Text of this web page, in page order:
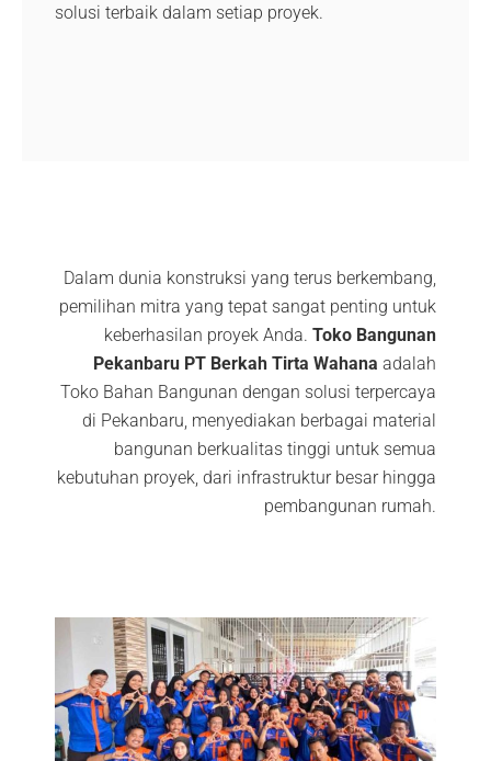
solusi terbaik dalam setiap proyek.
Dalam dunia konstruksi yang terus berkembang,
pemilihan mitra yang tepat sangat penting untuk
keberhasilan proyek Anda. Toko Bangunan
Pekanbaru PT Berkah Tirta Wahana adalah
Toko Bahan Bangunan dengan solusi terpercaya
di Pekanbaru, menyediakan berbagai material
bangunan berkualitas tinggi untuk semua
kebutuhan proyek, dari infrastruktur besar hingga
pembangunan rumah.